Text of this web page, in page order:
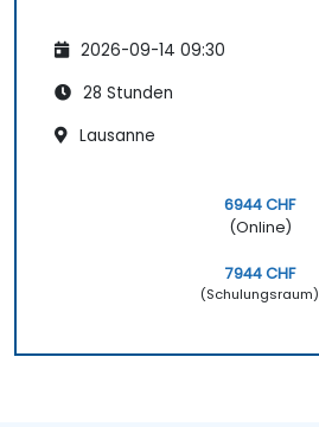
2026-09-14 09:30
28 Stunden
Lausanne
6944 CHF
(Online)
7944 CHF
(Schulungsraum)